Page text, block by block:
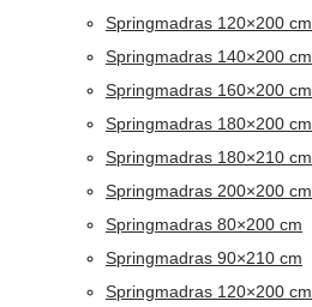
Springmadras 120×200 cm
Springmadras 140×200 cm
Springmadras 160×200 cm
Springmadras 180×200 cm
Springmadras 180×210 cm
Springmadras 200×200 cm
Springmadras 80×200 cm
Springmadras 90×210 cm
Springmadras 120×200 cm